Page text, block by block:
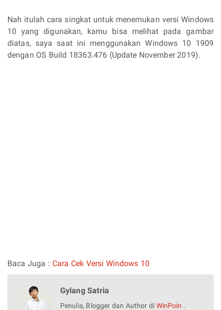
Nah itulah cara singkat untuk menemukan versi Windows
10 yang digunakan, kamu bisa melihat pada gambar
diatas, saya saat ini menggunakan Windows 10 1909
dengan OS Build 18363.476 (Update November 2019).
Baca Juga : Cara Cek Versi Windows 10
Gylang Satria
Penulis, Blogger dan Author di WinPoin .